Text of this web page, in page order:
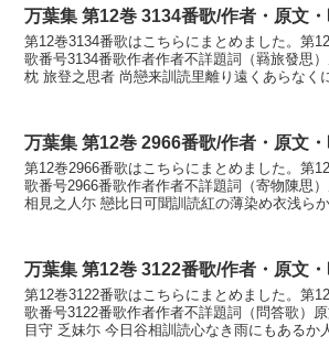
万葉集 第12巻 3134番歌/作者・原文
第12巻3134番歌はこちらにまとめました。第
歌番号3134番歌作者作者不詳題詞（羇旅發思
枕 旅登之思者 尚戀来訓読里離り遠くあらなく
万葉集 第12巻 2966番歌/作者・原文
第12巻2966番歌はこちらにまとめました。第
歌番号2966番歌作者作者不詳題詞（寄物陳思
相見之人尓 戀比日可聞訓読紅の薄染め衣浅ら
万葉集 第12巻 3122番歌/作者・原文
第12巻3122番歌はこちらにまとめました。第
歌番号3122番歌作者作者不詳題詞（問答歌）
目守 乏妹尓 今日谷相訓読心なき雨にもあるか